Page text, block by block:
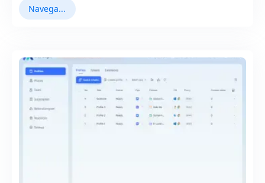
Navegador Fingerprint